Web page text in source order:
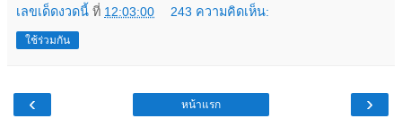
เลขเด็ดงวดนี้ ที่ 12:03:00 243 ความคิดเห็น:
ใช้ร่วมกัน
‹ ›
หน้าแรก